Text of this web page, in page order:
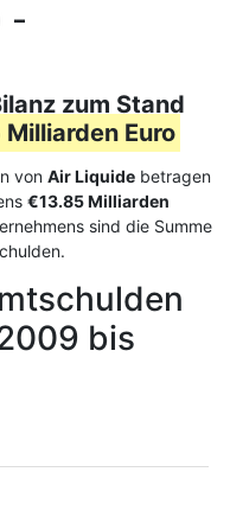
-
zum Stand
Euro
von Air Liquide betragen
€13.85 Milliarden
sind die Summe
bis